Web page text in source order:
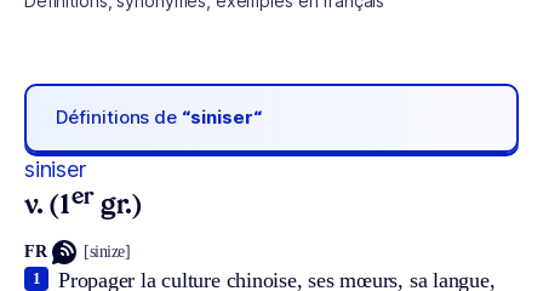
Définitions de “siniser“
siniser
v. (1er gr.)
FR [sinize]
Propager la culture chinoise, ses mœurs, sa langue,
1